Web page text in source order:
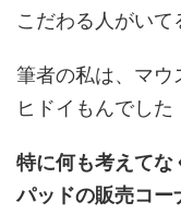
こだわる人がいて
筆者の私は、マウ
ヒドイもんでした
特に何も考えてな
パッドの販売コー